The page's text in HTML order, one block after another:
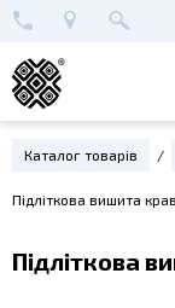
+38 (096) 652-89-00
МАЙСТЕРНЯ В
Каталог товарів
Підліткова вишита
Підліткова